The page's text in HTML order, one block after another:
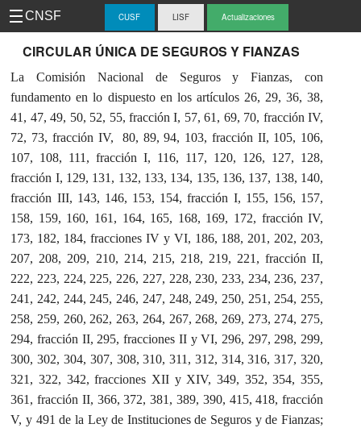
CNSF
CUS
CUSF LISF Actualizaciones
CIRCULAR ÚNICA DE SEGUROS Y FIANZAS
La Comisión Nacional de Seguros y Fianzas, con
fundamento en lo dispuesto en los artículos 26, 29, 36, 38,
41, 47, 49, 50, 52, 55, fracción I, 57, 61, 69, 70, fracción IV,
72, 73, fracción IV, 80, 89, 94, 103, fracción II, 105, 106,
107, 108, 111, fracción I, 116, 117, 120, 126, 127, 128,
fracción I, 129, 131, 132, 133, 134, 135, 136, 137, 138, 140,
fracción III, 143, 146, 153, 154, fracción I, 155, 156, 157,
158, 159, 160, 161, 164, 165, 168, 169, 172, fracción IV,
173, 182, 184, fracciones IV y VI, 186, 188, 201, 202, 203,
207, 208, 209, 210, 214, 215, 218, 219, 221, fracción II,
222, 223, 224, 225, 226, 227, 228, 230, 233, 234, 236, 237,
241, 242, 244, 245, 246, 247, 248, 249, 250, 251, 254, 255,
258, 259, 260, 262, 263, 264, 267, 268, 269, 273, 274, 275,
294, fracción II, 295, fracciones II y VI, 296, 297, 298, 299,
300, 302, 304, 307, 308, 310, 311, 312, 314, 316, 317, 320,
321, 322, 342, fracciones XII y XIV, 349, 352, 354, 355,
361, fracción II, 366, 372, 381, 389, 390, 415, 418, fracción
V, y 491 de la Ley de Instituciones de Seguros y de Fianzas;